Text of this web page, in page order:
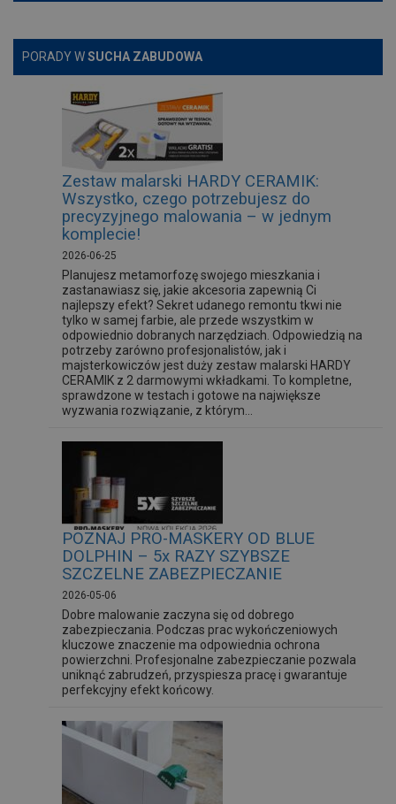
PORADY WSUCHA ZABUDOWA
Zestaw malarski HARDY CERAMIK:
Wszystko, czego potrzebujesz do
precyzyjnego malowania – w jednym
komplecie!
2026-06-25
Planujesz metamorfozę swojego mieszkania i
zastanawiasz się, jakie akcesoria zapewnią Ci
najlepszy efekt? Sekret udanego remontu tkwi nie
tylko w samej farbie, ale przede wszystkim w
odpowiednio dobranych narzędziach. Odpowiedzią na
potrzeby zarówno profesjonalistów, jak i
majsterkowiczów jest duży zestaw malarski HARDY
CERAMIK z 2 darmowymi wkładkami. To kompletne,
sprawdzone w testach i gotowe na największe
wyzwania rozwiązanie, z którym...
POZNAJ PRO-MASKERY OD BLUE
DOLPHIN – 5x RAZY SZYBSZE
SZCZELNE ZABEZPIECZANIE
2026-05-06
Dobre malowanie zaczyna się od dobrego
zabezpieczania. Podczas prac wykończeniowych
kluczowe znaczenie ma odpowiednia ochrona
powierzchni. Profesjonalne zabezpieczanie pozwala
uniknąć zabrudzeń, przyspiesza pracę i gwarantuje
perfekcyjny efekt końcowy.